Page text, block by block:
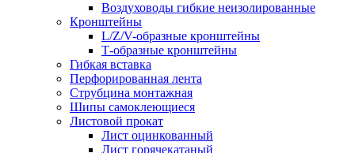
Воздуховоды гибкие неизолированные
Кронштейны
L/Z/V-образные кронштейны
Т-образные кронштейны
Гибкая вставка
Перфорированная лента
Струбцина монтажная
Шипы самоклеющиеся
Листовой прокат
Лист оцинкованный
Лист горячекатаный